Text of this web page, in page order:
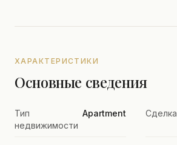
ХАРАКТЕРИСТИКИ
Основные сведения
Тип
недвижимости
Apartment Сделка